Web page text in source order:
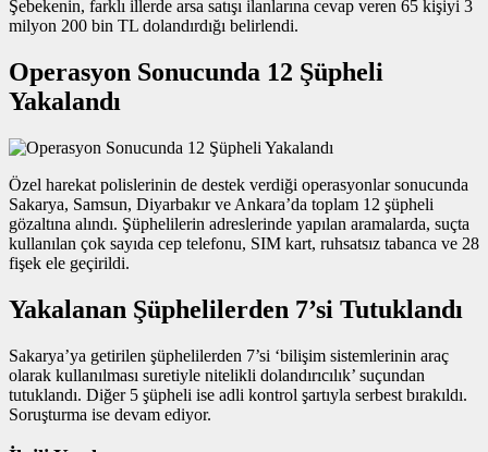
Şebekenin, farklı illerde arsa satışı ilanlarına cevap veren 65 kişiyi 3
milyon 200 bin TL dolandırdığı belirlendi.
Operasyon Sonucunda 12 Şüpheli
Yakalandı
Özel harekat polislerinin de destek verdiği operasyonlar sonucunda
Sakarya, Samsun, Diyarbakır ve Ankara’da toplam 12 şüpheli
gözaltına alındı. Şüphelilerin adreslerinde yapılan aramalarda, suçta
kullanılan çok sayıda cep telefonu, SIM kart, ruhsatsız tabanca ve 28
fişek ele geçirildi.
Yakalanan Şüphelilerden 7’si Tutuklandı
Sakarya’ya getirilen şüphelilerden 7’si ‘bilişim sistemlerinin araç
olarak kullanılması suretiyle nitelikli dolandırıcılık’ suçundan
tutuklandı. Diğer 5 şüpheli ise adli kontrol şartıyla serbest bırakıldı.
Soruşturma ise devam ediyor.